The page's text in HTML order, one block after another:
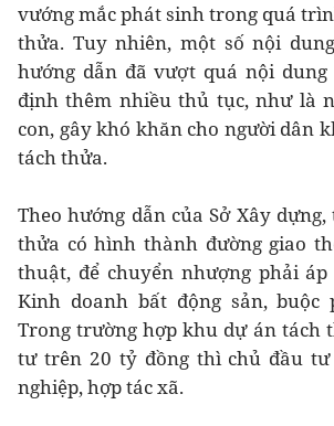
vướng mắc phát sinh trong quá
thửa. Tuy nhiên, một số nội
hướng dẫn đã vượt quá nội dung
định thêm nhiều thủ tục, như là
con, gây khó khăn cho người dân
tách thửa.
Theo hướng dẫn của Sở Xây
thửa có hình thành đường giao
thuật, để chuyển nhượng phải
Kinh doanh bất động sản, buộc
Trong trường hợp khu dự án tách
tư trên 20 tỷ đồng thì chủ đầu
nghiệp, hợp tác xã.